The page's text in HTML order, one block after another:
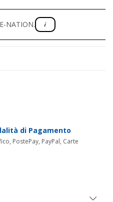
NATION.
di Pagamento
PostePay, PayPal, Carte